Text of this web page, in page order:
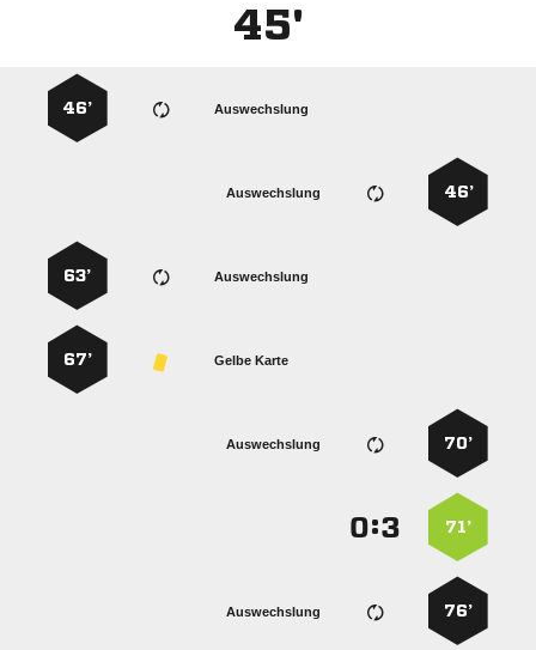
45'
Auswechslung
46’
46’
Auswechslung
Auswechslung
63’
Gelbe Karte
67’
70’
Auswechslung
71’
:
76’
Auswechslung